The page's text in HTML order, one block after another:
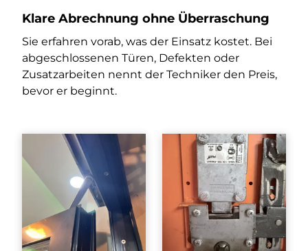
Klare Abrechnung ohne Überraschung
Sie erfahren vorab, was der Einsatz kostet. Bei
abgeschlossenen Türen, Defekten oder
Zusatzarbeiten nennt der Techniker den Preis,
bevor er beginnt.